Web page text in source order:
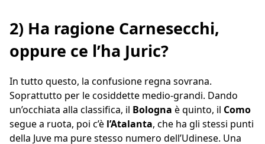
2) Ha ragione Carnesecchi,
oppure ce l’ha Juric?
In tutto questo, la confusione regna sovrana.
Soprattutto per le cosiddette medio-grandi. Dando
un’occhiata alla classifica, il Bologna è quinto, il Como
segue a ruota, poi c’è l’Atalanta, che ha gli stessi punti
della Juve ma pure stesso numero dell’Udinese. Una